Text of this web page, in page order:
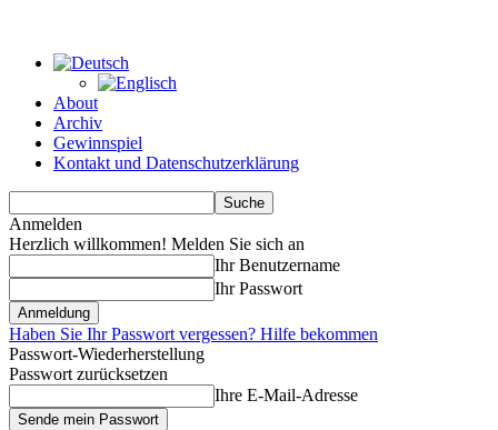
About
Archiv
Gewinnspiel
Kontakt und Datenschutzerklärung
Anmelden
Herzlich willkommen! Melden Sie sich an
Ihr Benutzername
Ihr Passwort
Haben Sie Ihr Passwort vergessen? Hilfe bekommen
Passwort-Wiederherstellung
Passwort zurücksetzen
Ihre E-Mail-Adresse